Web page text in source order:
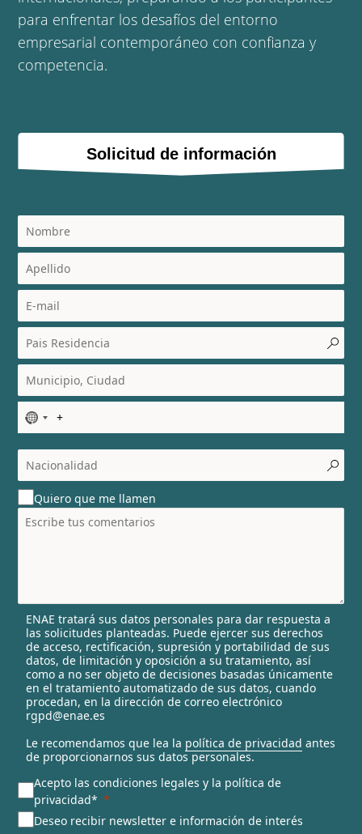
para enfrentar los desafíos del entorno
empresarial contemporáneo con confianza y
competencia.
Solicitud de información
N
o
c
o
u
n
t
l
e
c
t
e
d
Quiero que me llamen
ENAE tratará sus datos personales para dar respuesta a
las solicitudes planteadas. Puede ejercer sus derechos
de acceso, rectificación, supresión y portabilidad de sus
datos, de limitación y oposición a su tratamiento, así
como a no ser objeto de decisiones basadas únicamente
en el tratamiento automatizado de sus datos, cuando
procedan, en la dirección de correo electrónico
rgpd@enae.es
Le recomendamos que lea la política de privacidad antes
de proporcionarnos sus datos personales.
Acepto las condiciones legales y la política de
privacidad*
Deseo recibir newsletter e información de interés